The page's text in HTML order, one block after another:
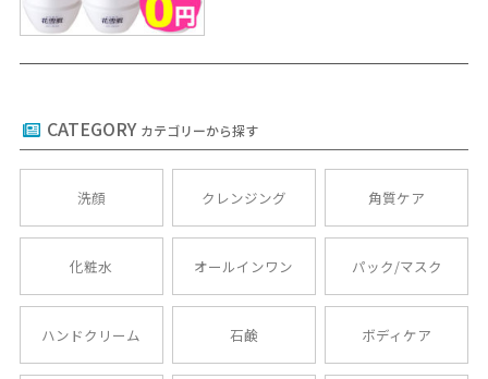
CATEGORY カテゴリーから探す
洗顔 クレンジング 角質ケア
化粧水 オールインワン パック/マスク
ハンドクリーム 石鹸 ボディケア